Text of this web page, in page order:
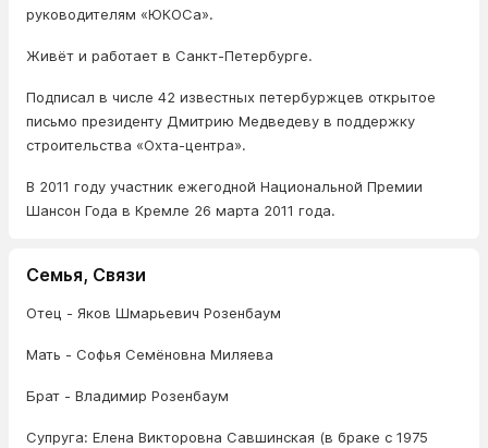
руководителям «ЮКОСа».
Живёт и работает в Санкт-Петербурге.
Подписал в числе 42 известных петербуржцев открытое
письмо президенту Дмитрию Медведеву в поддержку
строительства «Охта-центра».
В 2011 году участник ежегодной Национальной Премии
Шансон Года в Кремле 26 марта 2011 года.
Семья, Связи
Отец - Яков Шмарьевич Розенбаум
Мать - Софья Семёновна Миляева
Брат - Владимир Розенбаум
Супруга: Елена Викторовна Савшинская (в браке с 1975